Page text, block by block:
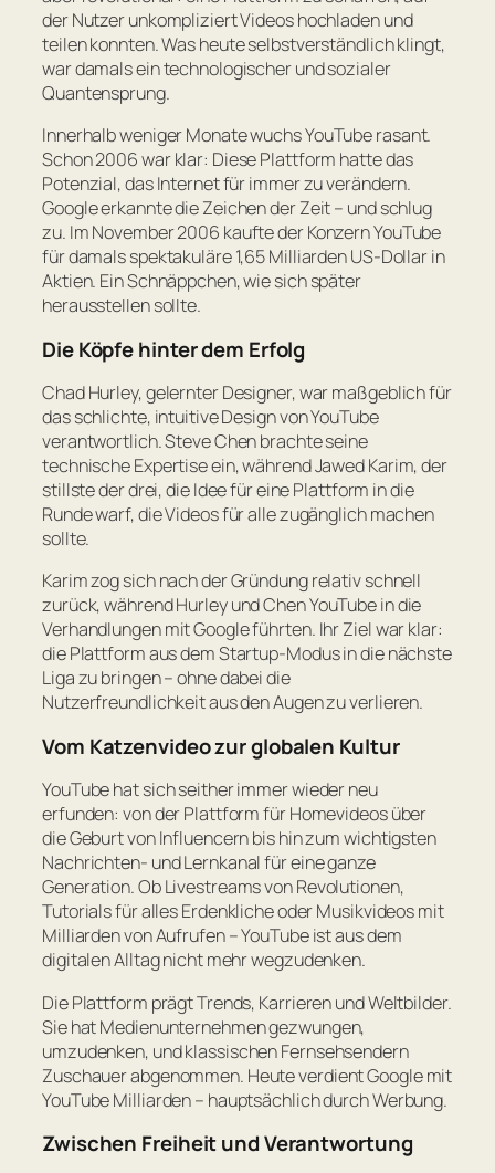
der Nutzer unkompliziert Videos hochladen und
teilen konnten. Was heute selbstverständlich klingt,
war damals ein technologischer und sozialer
Quantensprung.
Innerhalb weniger Monate wuchs YouTube rasant.
Schon 2006 war klar: Diese Plattform hatte das
Potenzial, das Internet für immer zu verändern.
Google erkannte die Zeichen der Zeit – und schlug
zu. Im November 2006 kaufte der Konzern YouTube
für damals spektakuläre 1,65 Milliarden US-Dollar in
Aktien. Ein Schnäppchen, wie sich später
herausstellen sollte.
Die Köpfe hinter dem Erfolg
Chad Hurley, gelernter Designer, war maßgeblich für
das schlichte, intuitive Design von YouTube
verantwortlich. Steve Chen brachte seine
technische Expertise ein, während Jawed Karim, der
stillste der drei, die Idee für eine Plattform in die
Runde warf, die Videos für alle zugänglich machen
sollte.
Karim zog sich nach der Gründung relativ schnell
zurück, während Hurley und Chen YouTube in die
Verhandlungen mit Google führten. Ihr Ziel war klar:
die Plattform aus dem Startup-Modus in die nächste
Liga zu bringen – ohne dabei die
Nutzerfreundlichkeit aus den Augen zu verlieren.
Vom Katzenvideo zur globalen Kultur
YouTube hat sich seither immer wieder neu
erfunden: von der Plattform für Homevideos über
die Geburt von Influencern bis hin zum wichtigsten
Nachrichten- und Lernkanal für eine ganze
Generation. Ob Livestreams von Revolutionen,
Tutorials für alles Erdenkliche oder Musikvideos mit
Milliarden von Aufrufen – YouTube ist aus dem
digitalen Alltag nicht mehr wegzudenken.
Die Plattform prägt Trends, Karrieren und Weltbilder.
Sie hat Medienunternehmen gezwungen,
umzudenken, und klassischen Fernsehsendern
Zuschauer abgenommen. Heute verdient Google mit
YouTube Milliarden – hauptsächlich durch Werbung.
Zwischen Freiheit und Verantwortung